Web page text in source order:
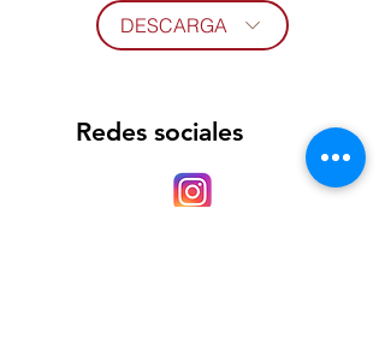
DESCARGA
Redes sociales